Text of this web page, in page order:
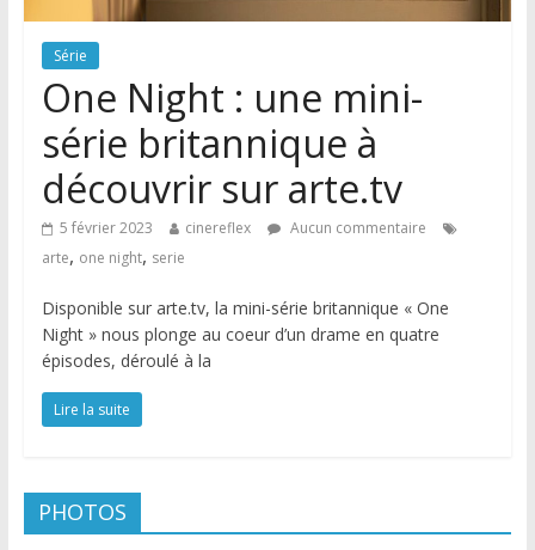
Série
One Night : une mini-
série britannique à
découvrir sur arte.tv
5 février 2023 cinereflex
Aucun commentaire
arte, one night, serie
Disponible sur arte.tv, la mini-série britannique « One
Night » nous plonge au coeur d’un drame en quatre
épisodes, déroulé à la
Lire la suite
PHOTOS